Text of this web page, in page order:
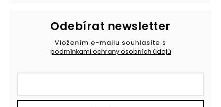
Odebírat newsletter
Vložením e-mailu souhlasíte s
podmínkami ochrany osobních údajů